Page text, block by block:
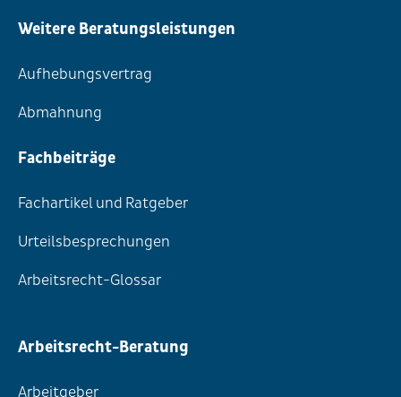
Weitere Beratungsleistungen
Aufhebungsvertrag
Abmahnung
Fachbeiträge
Fachartikel und Ratgeber
Urteilsbesprechungen
Arbeitsrecht-Glossar
Arbeitsrecht-Beratung
Arbeitgeber